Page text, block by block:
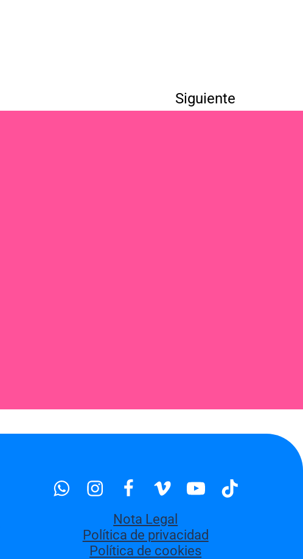
Siguiente
Whatsapp
Instagram
Facebook
VimeoYoutube
Tiktok
Nota Legal
Política de privacidad
Política de cookies